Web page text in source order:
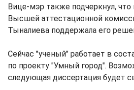
Вице-мэр также подчеркнул, что
Высшей аттестационной
Тыналиева поддержала его
Сейчас "ученый" работает в
по проекту "Умный город".
следующая диссертация будет